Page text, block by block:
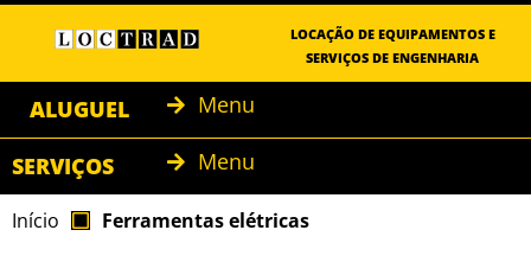
LOCAÇÃO DE EQUIPAMENTOS E
SERVIÇOS DE ENGENHARIA
ALUGUEL Menu
SERVIÇOS Menu
Início Ferramentas elétricas